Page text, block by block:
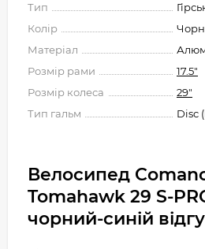
Тип
Колір
Матеріал
Розмір рами
17.5"
Розмір колеса
29"
Тип гальм
Disc
Велосипед
Tomahawk 29 S-
чорний-синій